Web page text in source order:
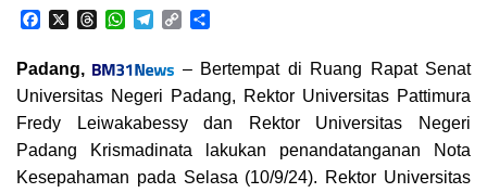
c
e
b
o
k
e
a
d
W
s
A
p
e
g
r
m
C
L
n
k
r
e
Padang,
– Bertempat di Ruang Rapat Senat
Universitas Negeri Padang, Rektor Universitas Pattimura
Fredy Leiwakabessy dan Rektor Universitas Negeri
Padang Krismadinata lakukan penandatanganan Nota
Kesepahaman pada Selasa (10/9/24). Rektor Universitas